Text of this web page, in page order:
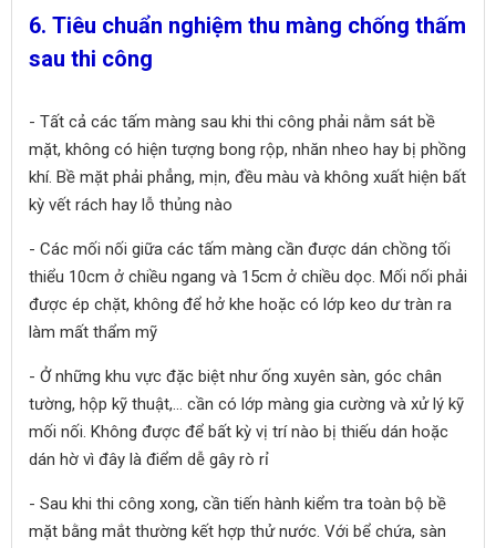
6. Tiêu chuẩn nghiệm thu màng chống thấm
sau thi công
- Tất cả các tấm màng sau khi thi công phải nằm sát bề
mặt, không có hiện tượng bong rộp, nhăn nheo hay bị phồng
khí. Bề mặt phải phẳng, mịn, đều màu và không xuất hiện bất
kỳ vết rách hay lỗ thủng nào
- Các mối nối giữa các tấm màng cần được dán chồng tối
thiểu 10cm ở chiều ngang và 15cm ở chiều dọc. Mối nối phải
được ép chặt, không để hở khe hoặc có lớp keo dư tràn ra
làm mất thẩm mỹ
- Ở những khu vực đặc biệt như ống xuyên sàn, góc chân
tường, hộp kỹ thuật,… cần có lớp màng gia cường và xử lý kỹ
mối nối. Không được để bất kỳ vị trí nào bị thiếu dán hoặc
dán hờ vì đây là điểm dễ gây rò rỉ
- Sau khi thi công xong, cần tiến hành kiểm tra toàn bộ bề
mặt bằng mắt thường kết hợp thử nước. Với bể chứa, sàn